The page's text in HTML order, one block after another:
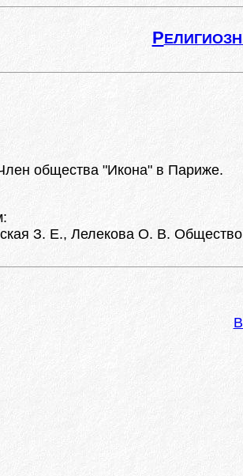
Р
общества "Икона" в Париже.
З. Е., Лелекова О. В.